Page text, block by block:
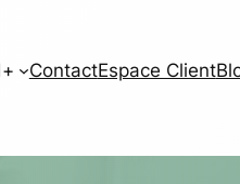
ContactEspace Client